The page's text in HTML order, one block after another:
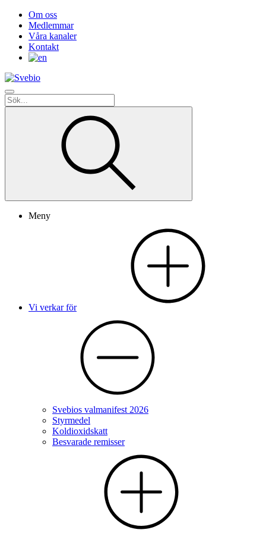
Om oss
Medlemmar
Våra kanaler
Kontakt
Meny
Vi verkar för
Svebios valmanifest 2026
Styrmedel
Koldioxidskatt
Besvarade remisser